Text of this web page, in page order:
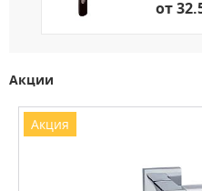
от
Акции
Акция